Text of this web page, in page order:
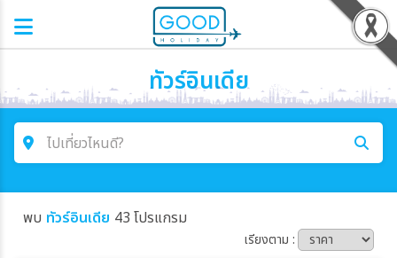
ทัวร์อินเดีย
ไปเที่ยวไหนดี?
ค้นหาโปรแกรมทัวร์
พบ ทัวร์อินเดีย 43 โปรแกรม
เรียงตาม :